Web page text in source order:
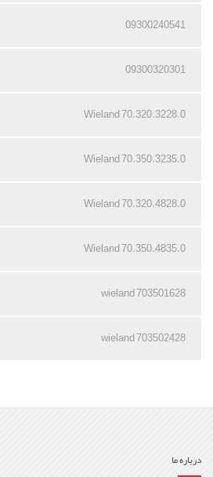
09300240541
09300320301
70.320.3228.0 Wieland
70.350.3235.0 Wieland
70.320.4828.0 Wieland
70.350.4835.0 Wieland
703501628 wieland
703502428 wieland
درباره ما